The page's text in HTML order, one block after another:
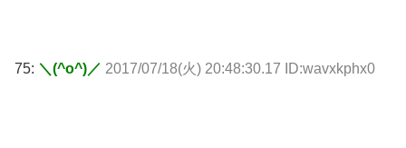
75: ＼(^o^)／ 2017/07/18(火) 20:48:30.17 ID:wavxkphx0